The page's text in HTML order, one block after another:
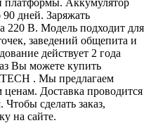
90 дней. Заряжать
220 В. Модель подходит для
заведений общепита и
действует 2 года
Вы можете купить
. Мы предлагаем
Доставка проводится
сделать заказ,
на сайте.